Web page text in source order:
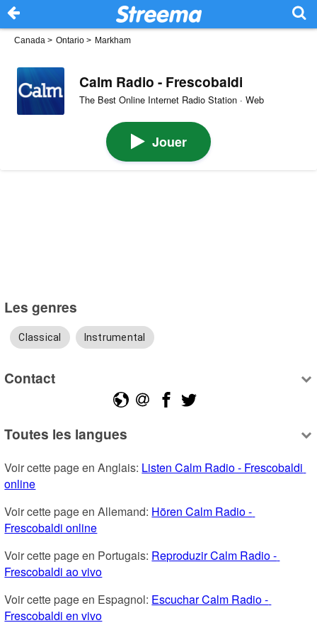
Canada > Ontario > Markham
Calm Radio - Frescobaldi
The Best Online Internet Radio Station · Web
Jouer
Les genres
Classical Instrumental
Contact
Toutes les langues
Voir cette page en Anglais: Listen Calm Radio - Frescobaldi
online
Voir cette page en Allemand: Hören Calm Radio -
Frescobaldi online
Voir cette page en Portugais: Reproduzir Calm Radio -
Frescobaldi ao vivo
Voir cette page en Espagnol: Escuchar Calm Radio -
Frescobaldi en vivo